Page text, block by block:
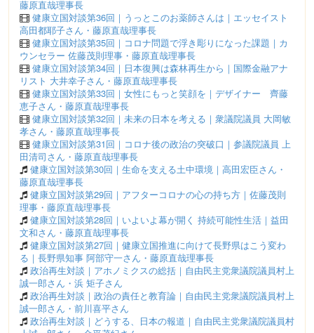
藤原直哉理事長
健康立国対談第36回｜うっとこのお薬師さんは｜エッセイスト
高田都耶子さん・藤原直哉理事長
健康立国対談第35回｜コロナ問題で浮き彫りになった課題｜カ
ウンセラー 佐藤茂則理事・藤原直哉理事長
健康立国対談第34回｜日本復興は森林再生から｜国際金融アナ
リスト 大井幸子さん・藤原直哉理事長
健康立国対談第33回｜女性にもっと笑顔を｜デザイナー 齊藤
恵子さん・藤原直哉理事長
健康立国対談第32回｜未来の日本を考える｜衆議院議員 大岡敏
孝さん・藤原直哉理事長
健康立国対談第31回｜コロナ後の政治の突破口｜参議院議員 上
田清司さん・藤原直哉理事長
健康立国対談第30回｜生命を支える土中環境｜高田宏臣さん・
藤原直哉理事長
健康立国対談第29回｜アフターコロナの心の持ち方｜佐藤茂則
理事・藤原直哉理事長
健康立国対談第28回｜いよいよ幕が開く 持続可能性生活｜益田
文和さん・藤原直哉理事長
健康立国対談第27回｜健康立国推進に向けて長野県はこう変わ
る｜長野県知事 阿部守一さん・藤原直哉理事長
政治再生対談｜アホノミクスの総括｜自由民主党衆議院議員村上
誠一郎さん・浜 矩子さん
政治再生対談｜政治の責任と教育論｜自由民主党衆議院議員村上
誠一郎さん・前川喜平さん
政治再生対談｜どうする、日本の報道｜自由民主党衆議院議員村